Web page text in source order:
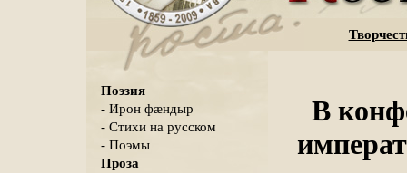
Поэзия
- Ирон фæндыр
- Стихи на русском
- Поэмы
Проза
В